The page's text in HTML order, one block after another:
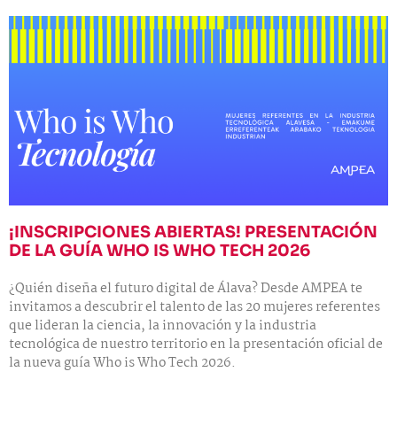
¡INSCRIPCIONES ABIERTAS! PRESENTACIÓN
DE LA GUÍA WHO IS WHO TECH 2026
¿Quién diseña el futuro digital de Álava? Desde AMPEA te
invitamos a descubrir el talento de las 20 mujeres referentes
que lideran la ciencia, la innovación y la industria
tecnológica de nuestro territorio en la presentación oficial de
la nueva guía Who is Who Tech 2026.